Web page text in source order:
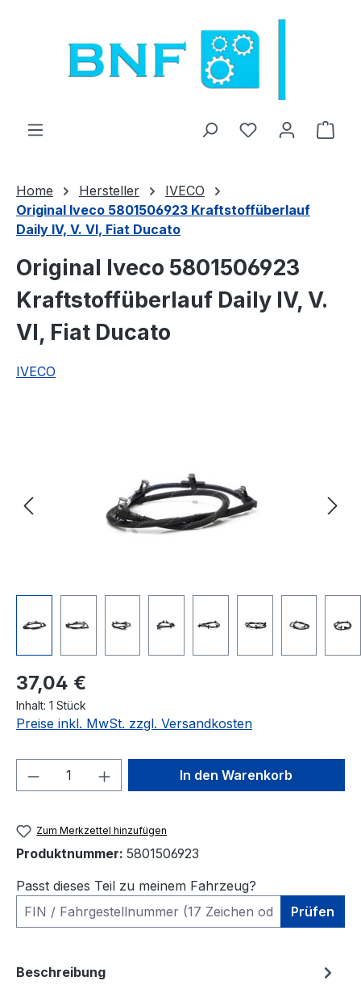
Du hast 0
Home Hersteller
IVECO
Original Iveco 5801506923 Kraftstoffüberlauf
Daily IV, V. VI, Fiat Ducato
Original Iveco 5801506923
Kraftstoffüberlauf Daily IV, V.
VI, Fiat Ducato
IVECO
Regulärer Preis:
37,04 €
Inhalt: 1 Stück
Preise inkl. MwSt. zzgl. Versandkosten
Produkt Anzahl: Gib denIn den Warenkorb
Zum Merkzettel hinzufügen
Produktnummer: 5801506923
Passt dieses Teil zu meinem Fahrzeug?
Prüfen
Beschreibung